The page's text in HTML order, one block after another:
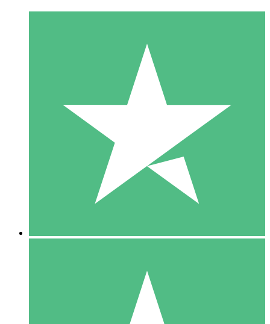
Pacchetti di Crediti Individuali
Paga a consumo con crediti di download. Nessun impegno
1 Download
10
US$1500
10 Download
20